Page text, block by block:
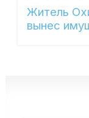
Житель
вынес